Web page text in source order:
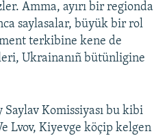
Amma, ayırı bir regionda
saylasalar, büyük bir rol
terkibine kene de
Ukrainanıñ bütünligine
Komissiyası bu kibi
Lvov, Kiyevge köçip kelgen